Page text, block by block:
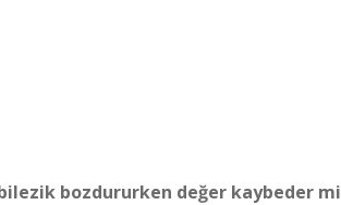
bozdururken değer kaybeder mi